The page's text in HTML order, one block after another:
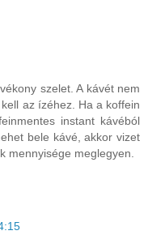
szelet. A kávét nem
az ízéhez. Ha a koffein
instant kávéból
bele kávé, akkor vizet
mennyisége meglegyen.